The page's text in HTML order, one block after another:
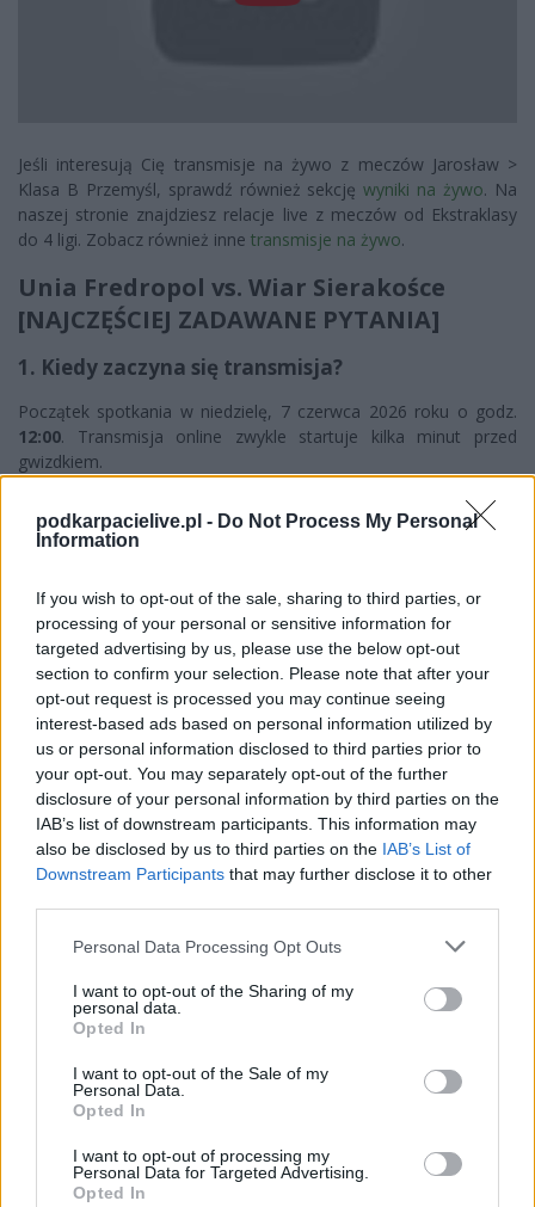
podkarpacielive.pl - Do Not Process My Personal
Information
If you wish to opt-out of the sale, sharing to third parties, or
processing of your personal or sensitive information for
targeted advertising by us, please use the below opt-out
section to confirm your selection. Please note that after your
opt-out request is processed you may continue seeing
interest-based ads based on personal information utilized by
us or personal information disclosed to third parties prior to
your opt-out. You may separately opt-out of the further
disclosure of your personal information by third parties on the
IAB’s list of downstream participants. This information may
also be disclosed by us to third parties on the IAB’s List of
Downstream Participants that may further disclose it to other
Please note that this website/app uses one or more Google
not limited to your visit or usage behaviour. You may click to
grant or deny consent to Google and its third-party tags to
use your data for below specified purposes in below Google
consent section.
Personal Data Processing Opt Outs
I want to opt-out of the Sharing of my
personal data.
Opted In
I want to opt-out of the Sale of my
Personal Data.
Opted In
I want to opt-out of processing my
Personal Data for Targeted Advertising.
Opted In
Jeśli interesują Cię transmisje na żywo z meczów Jarosław >
Klasa B Przemyśl, sprawdź również sekcjęwyniki na żywo. Na
naszej stronie znajdziesz relacje live z meczów od Ekstraklasy
do 4 ligi. Zobacz również inne transmisje na żywo.
Unia Fredropol vs. Wiar Sierakośce
[NAJCZĘŚCIEJ ZADAWANE PYTANIA]
1. Kiedy zaczyna się transmisja?
Początek spotkania w niedzielę, 7 czerwca 2026 roku o godz.
12:00. Transmisja online zwykle startuje kilka minut przed
gwizdkiem.
2. Gdzie oglądać transmisję na żywo?
Transmisję obejrzysz w
3. Czy transmisja jest darmowa?
Tak - ta transmisja jestdarmowa (bez dodatkowej opłaty PPV).
Na PodkarpacieLIVE bezpłatnie udostępniamy m.in. transmisje z
YouTube isport.tvp.pl.
Więcej o meczu:Unia
Fredropol - Wiar Sierakośce
Więcej o lidze: Jarosław >
Klasa B Przemyśl
CZYTAJ TAKŻE
Trzy gole w
Przemyślu! Udany
pościg odmienionej
Polonii
350 PLN za gola
Legii? Superbet ma
Kielcach
2026-08-04 22:32
Śląsk II Wrocław - Stal